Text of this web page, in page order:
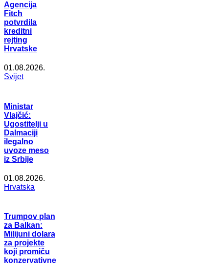
Agencija
Fitch
potvrdila
kreditni
rejting
Hrvatske
01.08.2026.
Svijet
Ministar
Vlajčić:
Ugostitelji u
Dalmaciji
ilegalno
uvoze meso
iz Srbije
01.08.2026.
Hrvatska
Trumpov plan
za Balkan:
Milijuni dolara
za projekte
koji promiču
konzervativne